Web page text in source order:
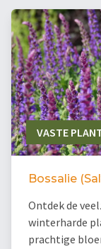
VASTE
Bossalie
Ontdek de
winterharde
prachtige